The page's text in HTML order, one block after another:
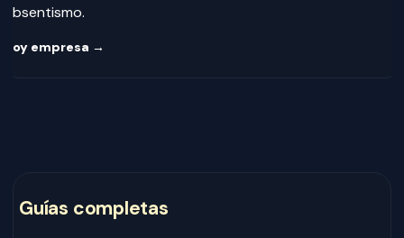
absentismo.
Soy empresa →
Guías completas